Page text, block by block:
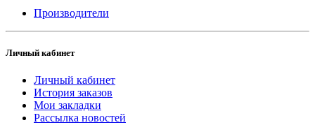
Производители
Личный кабинет
Личный кабинет
История заказов
Мои закладки
Рассылка новостей